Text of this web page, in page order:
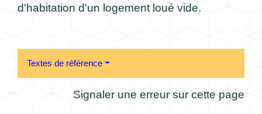
d'habitation d'un logement loué vide.
Textes de référence
Signaler une erreur sur cette page